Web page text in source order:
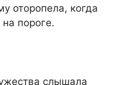
оторопела, когда
пороге.
слышала